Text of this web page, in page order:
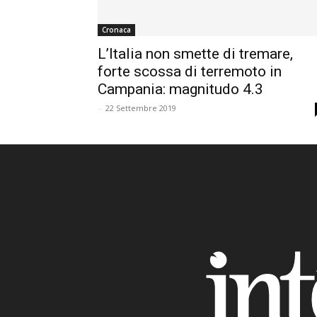
Cronaca
L’Italia non smette di tremare,
forte scossa di terremoto in
Campania: magnitudo 4.3
- 22 Settembre 2019